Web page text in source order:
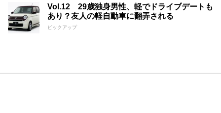
Vol.12 29歳独身男性、軽でドライブデートも
あり？友人の軽自動車に翻弄される
ピックアップ